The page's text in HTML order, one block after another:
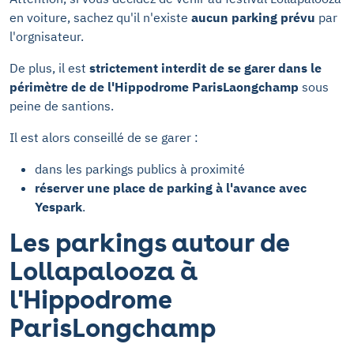
en voiture, sachez qu'il n'existe aucun parking prévu par
l'orgnisateur.
De plus, il est strictement interdit de se garer dans le
périmètre de de l'Hippodrome ParisLaongchamp sous
peine de santions.
Il est alors conseillé de se garer :
dans les parkings publics à proximité
réserver une place de parking à l'avance avec
Yespark.
Les parkings autour de
Lollapalooza à
l'Hippodrome
ParisLongchamp